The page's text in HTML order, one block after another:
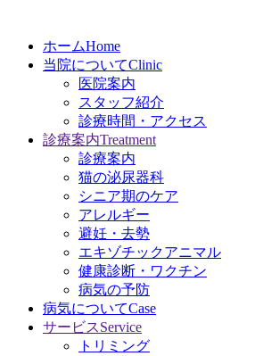
ホームHome
当院についてClinic
医院案内
スタッフ紹介
診療時間・アクセス
診療案内Treatment
診療案内
猫の泌尿器科
シニア期のケア
アレルギー
避妊・去勢
エキゾチックアニマル
健康診断・ワクチン
病気の予防
病気についてCase
サービスService
トリミング